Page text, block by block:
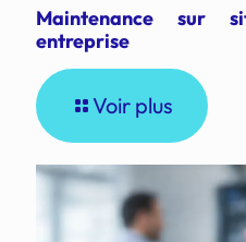
Maintenance sur
entreprise
Voir plus